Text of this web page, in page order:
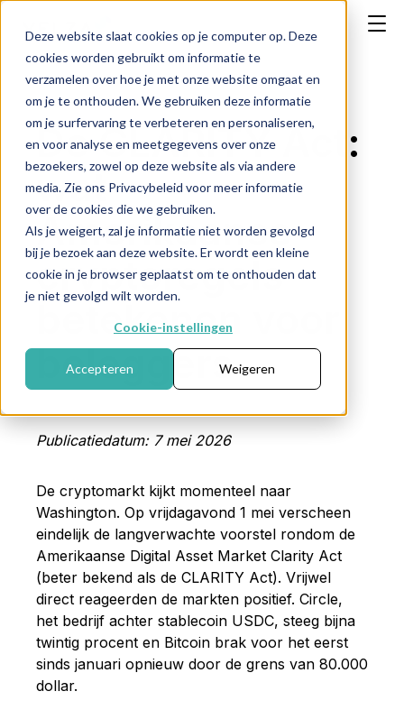
Deze website slaat cookies op je computer op. Deze
cookies worden gebruikt om informatie te
verzamelen over hoe je met onze website omgaat en
om je te onthouden. We gebruiken deze informatie
om je surfervaring te verbeteren en personaliseren,
en voor analyse en meetgegevens over onze
bezoekers, zowel op deze website als via andere
media. Zie ons Privacybeleid voor meer informatie
over de cookies die we gebruiken.
Als je weigert, zal je informatie niet worden gevolgd
bij je bezoek aan deze website. Er wordt een kleine
cookie in je browser geplaatst om te onthouden dat
je niet gevolgd wilt worden.
Cookie-instellingen
Accepteren Weigeren
De CLARITY Act:
wat
Amerikaanse
cryptoregels
betekenen voor
beleggers
Publicatiedatum: 7 mei 2026
De cryptomarkt kijkt momenteel naar
Washington. Op vrijdagavond 1 mei verscheen
eindelijk de langverwachte voorstel rondom de
Amerikaanse Digital Asset Market Clarity Act
(beter bekend als de CLARITY Act). Vrijwel
direct reageerden de markten positief. Circle,
het bedrijf achter stablecoin USDC, steeg bijna
twintig procent en Bitcoin brak voor het eerst
sinds januari opnieuw door de grens van 80.000
dollar.